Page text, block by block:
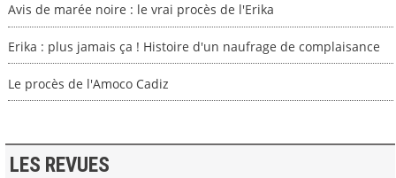
Avis de marée noire : le vrai procès de l'Erika
Erika : plus jamais ça ! Histoire d'un naufrage de complaisance
Le procès de l'Amoco Cadiz
LES REVUES